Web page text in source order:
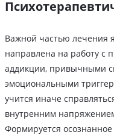
Важной частью лечения
направлена на работу
аддикции, привычными
эмоциональными
учится иначе
внутренним
Формируется